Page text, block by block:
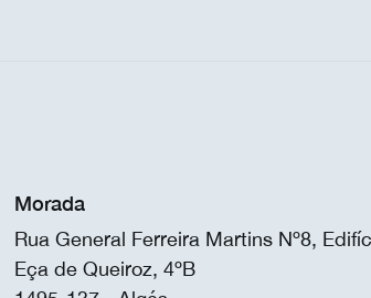
Morada
Rua General Ferreira Martins Nº8,
Eça de Queiroz, 4ºB